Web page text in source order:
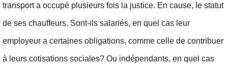
transport a occupé plusieurs fois la justice. En cause, le statut
de ses chauffeurs. Sont-ils salariés, en quel cas leur
employeur a certaines obligations, comme celle de contribuer
à leurs cotisations sociales? Ou indépendants, en quel cas